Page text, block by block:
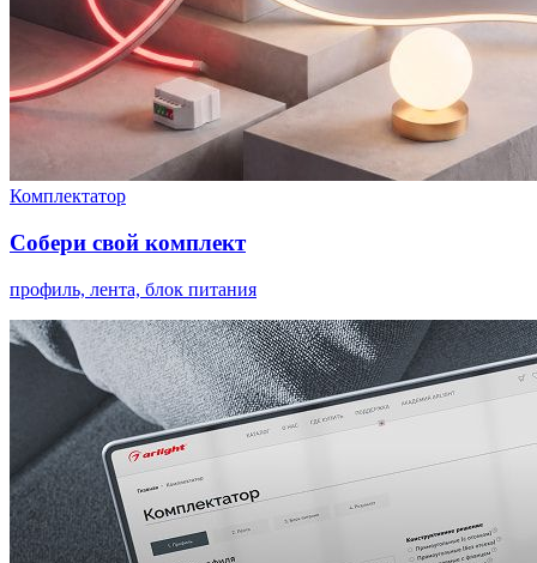
Комплектатор
Собери свой комплект
профиль, лента, блок питания